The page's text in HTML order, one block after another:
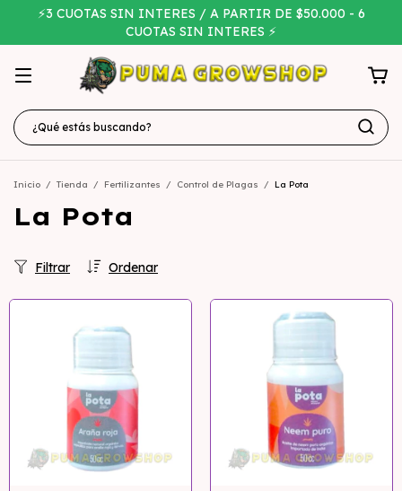
⚡3 CUOTAS SIN INTERES / A PARTIR DE $50.000 - 6
CUOTAS SIN INTERES ⚡
Inicio / Tienda / Fertilizantes / Control de Plagas / La Pota
La Pota
Ordenar
Filtrar